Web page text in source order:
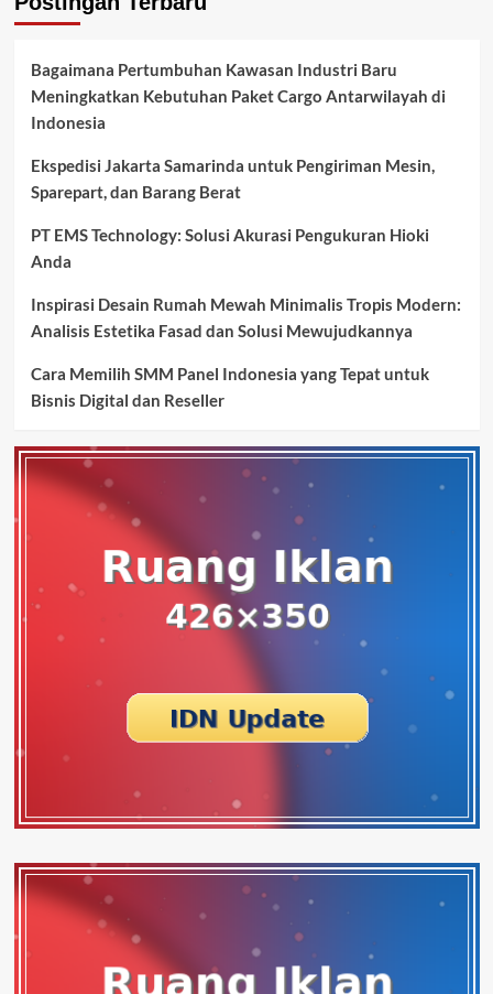
Bagaimana Pertumbuhan Kawasan Industri Baru
Meningkatkan Kebutuhan Paket Cargo Antarwilayah di
Indonesia
Ekspedisi Jakarta Samarinda untuk Pengiriman Mesin,
Sparepart, dan Barang Berat
PT EMS Technology: Solusi Akurasi Pengukuran Hioki
Anda
Inspirasi Desain Rumah Mewah Minimalis Tropis Modern:
Analisis Estetika Fasad dan Solusi Mewujudkannya
Cara Memilih SMM Panel Indonesia yang Tepat untuk
Bisnis Digital dan Reseller